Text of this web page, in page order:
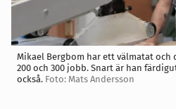
Mikael Bergbom har ett välmatat och
200 och 300 jobb. Snart är han
också. Foto: Mats Andersson